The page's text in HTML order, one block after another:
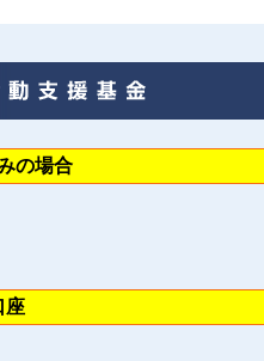
の場合
座